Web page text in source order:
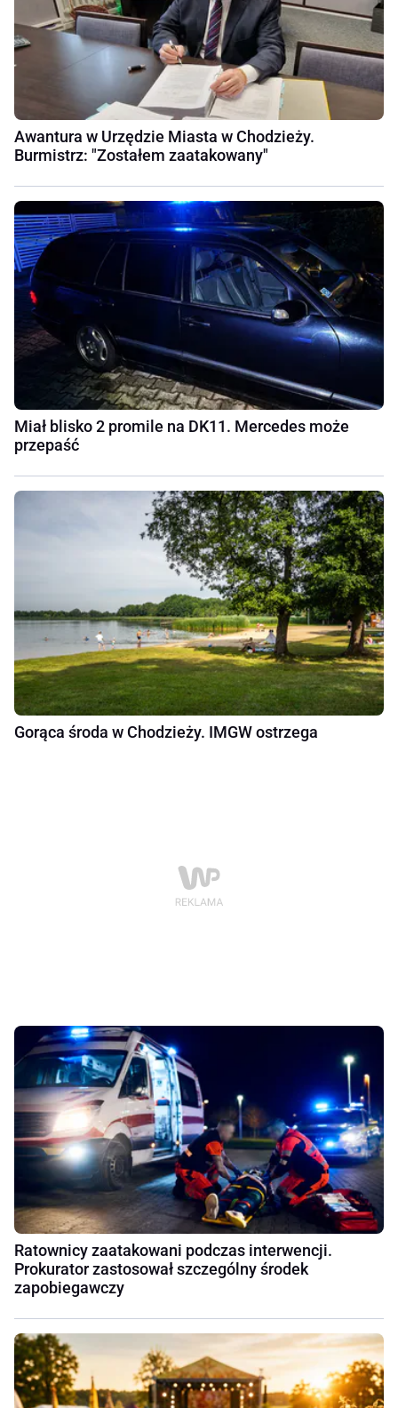
Awantura w Urzędzie Miasta w Chodzieży.
Burmistrz: "Zostałem zaatakowany"
Miał blisko 2 promile na DK11. Mercedes może
przepaść
Gorąca środa w Chodzieży. IMGW ostrzega
Ratownicy zaatakowani podczas interwencji.
Prokurator zastosował szczególny środek
zapobiegawczy